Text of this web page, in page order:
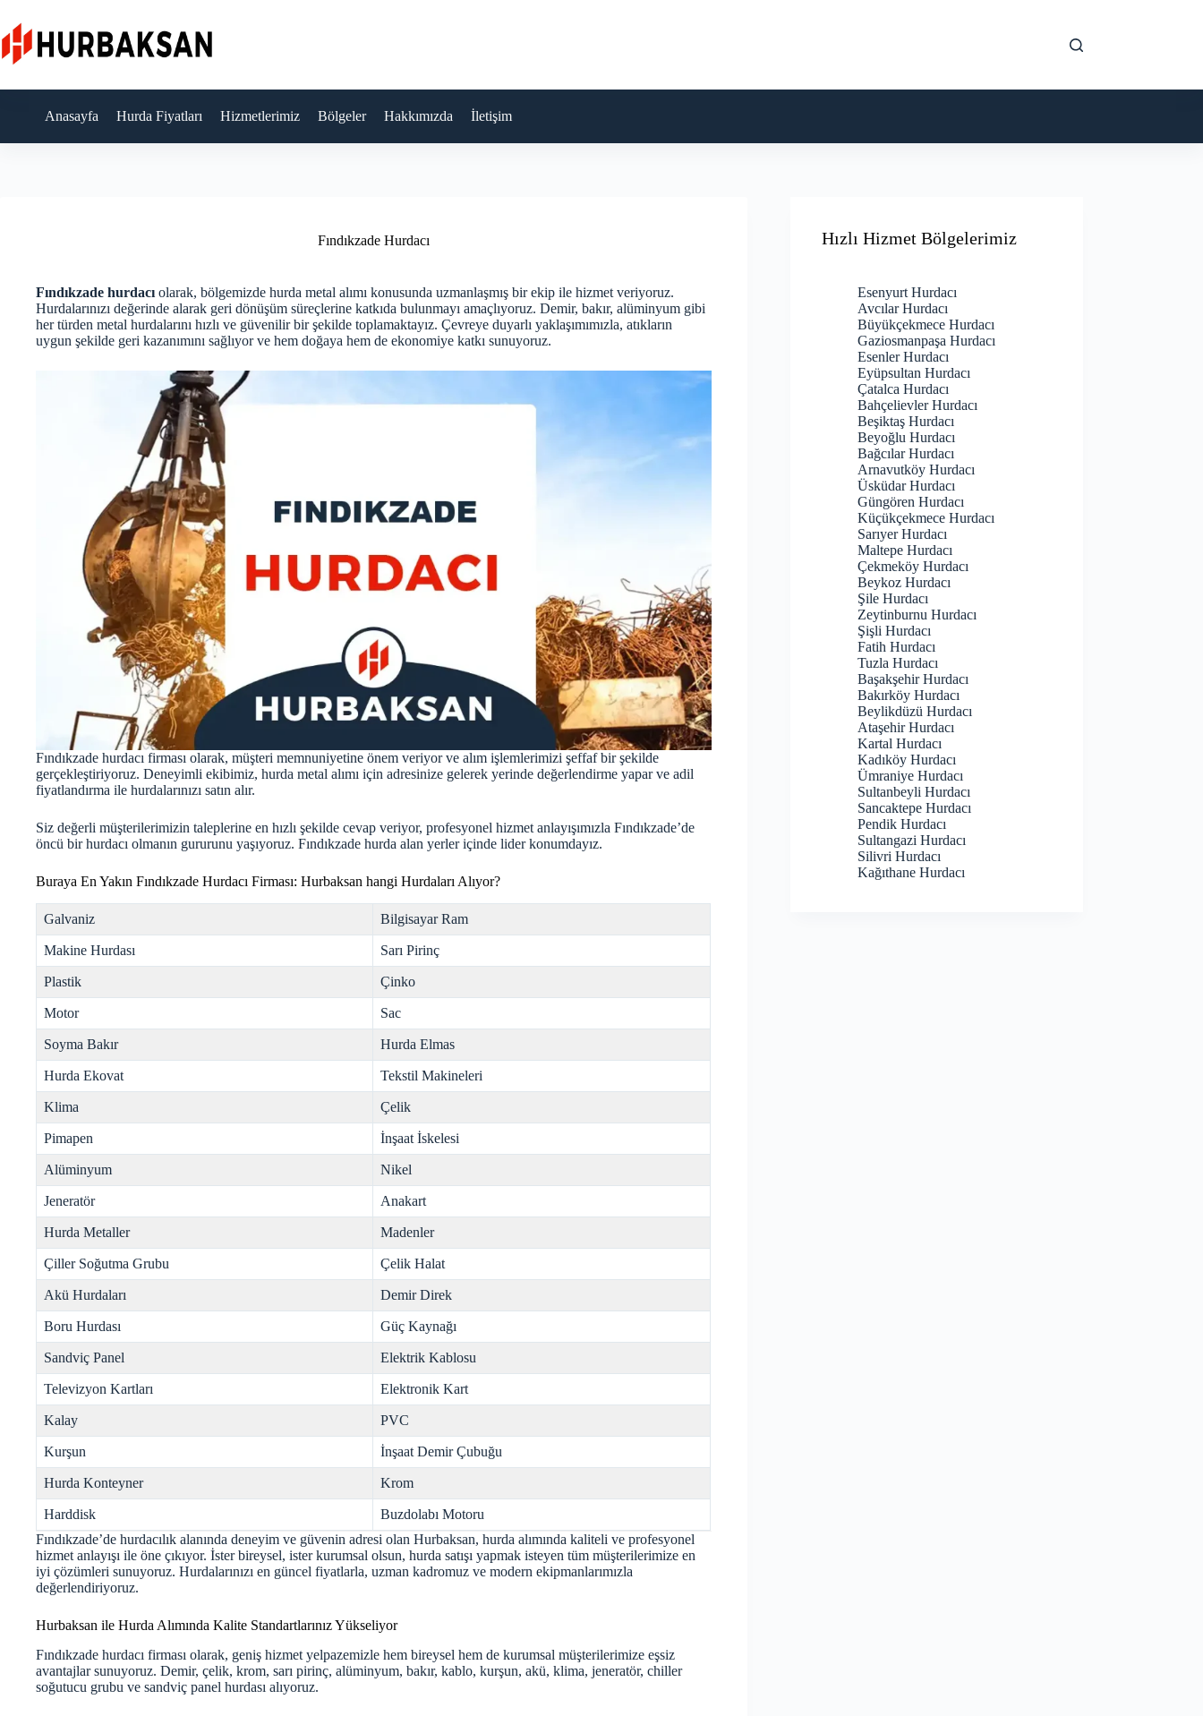
content
Anasayfa Hurda Fiyatları Hizmetlerimiz Bölgeler Hakkımızda İletişim
Fındıkzade Hurdacı
Fındıkzade hurdacı olarak, bölgemizde hurda metal alımı konusunda uzmanlaşmış bir ekip ile hizmet veriyoruz.
Hurdalarınızı değerinde alarak geri dönüşüm süreçlerine katkıda bulunmayı amaçlıyoruz. Demir, bakır, alüminyum gibi
her türden metal hurdalarını hızlı ve güvenilir bir şekilde toplamaktayız. Çevreye duyarlı yaklaşımımızla, atıkların
uygun şekilde geri kazanımını sağlıyor ve hem doğaya hem de ekonomiye katkı sunuyoruz.
Fındıkzade hurdacı firması olarak, müşteri memnuniyetine önem veriyor ve alım işlemlerimizi şeffaf bir şekilde
gerçekleştiriyoruz. Deneyimli ekibimiz, hurda metal alımı için adresinize gelerek yerinde değerlendirme yapar ve adil
fiyatlandırma ile hurdalarınızı satın alır.
Siz değerli müşterilerimizin taleplerine en hızlı şekilde cevap veriyor, profesyonel hizmet anlayışımızla Fındıkzade’de
öncü bir hurdacı olmanın gururunu yaşıyoruz. Fındıkzade hurda alan yerler içinde lider konumdayız.
Buraya En Yakın Fındıkzade Hurdacı Firması: Hurbaksan hangi Hurdaları Alıyor?
Galvaniz Bilgisayar Ram
Makine Hurdası Sarı Pirinç
Plastik Çinko
Motor Sac
Soyma Bakır Hurda Elmas
Hurda Ekovat Tekstil Makineleri
Klima Çelik
Pimapen İnşaat İskelesi
Alüminyum Nikel
Jeneratör Anakart
Hurda Metaller Madenler
Çiller Soğutma Grubu Çelik Halat
Akü Hurdaları Demir Direk
Boru Hurdası Güç Kaynağı
Sandviç Panel Elektrik Kablosu
Televizyon Kartları Elektronik Kart
Kalay PVC
Kurşun İnşaat Demir Çubuğu
Hurda Konteyner Krom
Harddisk
Buzdolabı Motoru
Fındıkzade’de hurdacılık alanında deneyim ve güvenin adresi olan Hurbaksan, hurda alımında kaliteli ve profesyonel
hizmet anlayışı ile öne çıkıyor. İster bireysel, ister kurumsal olsun, hurda satışı yapmak isteyen tüm müşterilerimize en
iyi çözümleri sunuyoruz. Hurdalarınızı en güncel fiyatlarla, uzman kadromuz ve modern ekipmanlarımızla
değerlendiriyoruz.
Hurbaksan ile Hurda Alımında Kalite Standartlarınız Yükseliyor
Fındıkzade hurdacı firması olarak, geniş hizmet yelpazemizle hem bireysel hem de kurumsal müşterilerimize eşsiz
avantajlar sunuyoruz. Demir, çelik, krom, sarı pirinç, alüminyum, bakır, kablo, kurşun, akü, klima, jeneratör, chiller
soğutucu grubu ve sandviç panel hurdası alıyoruz.
Hızlı Hizmet Bölgelerimiz
Esenyurt Hurdacı
Avcılar Hurdacı
Büyükçekmece Hurdacı
Gaziosmanpaşa Hurdacı
Esenler Hurdacı
Eyüpsultan Hurdacı
Çatalca Hurdacı
Bahçelievler Hurdacı
Beşiktaş Hurdacı
Beyoğlu Hurdacı
Bağcılar Hurdacı
Arnavutköy Hurdacı
Üsküdar Hurdacı
Güngören Hurdacı
Küçükçekmece Hurdacı
Sarıyer Hurdacı
Maltepe Hurdacı
Çekmeköy Hurdacı
Beykoz Hurdacı
Şile Hurdacı
Zeytinburnu Hurdacı
Şişli Hurdacı
Fatih Hurdacı
Tuzla Hurdacı
Başakşehir Hurdacı
Bakırköy Hurdacı
Beylikdüzü Hurdacı
Ataşehir Hurdacı
Kartal Hurdacı
Kadıköy Hurdacı
Ümraniye Hurdacı
Sultanbeyli Hurdacı
Sancaktepe Hurdacı
Pendik Hurdacı
Sultangazi Hurdacı
Silivri Hurdacı
Kağıthane Hurdacı